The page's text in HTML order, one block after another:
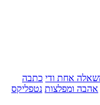
כתבה
אהבה ומפלצות נטפליקס